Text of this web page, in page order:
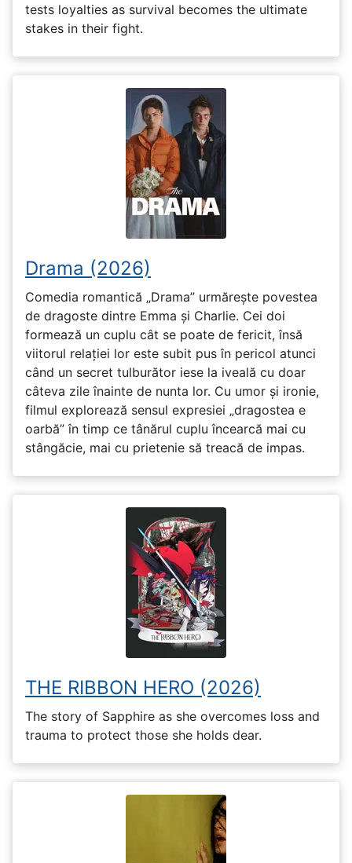
tests loyalties as survival becomes the ultimate
stakes in their fight.
Drama (2026)
Comedia romantică „Drama” urmărește povestea
de dragoste dintre Emma și Charlie. Cei doi
formează un cuplu cât se poate de fericit, însă
viitorul relației lor este subit pus în pericol atunci
când un secret tulburător iese la iveală cu doar
câteva zile înainte de nunta lor. Cu umor și ironie,
filmul explorează sensul expresiei „dragostea e
oarbă” în timp ce tânărul cuplu încearcă mai cu
stângăcie, mai cu prietenie să treacă de impas.
THE RIBBON HERO (2026)
The story of Sapphire as she overcomes loss and
trauma to protect those she holds dear.